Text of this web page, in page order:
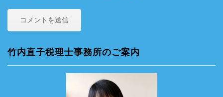
竹内直子税理士事務所のご案内